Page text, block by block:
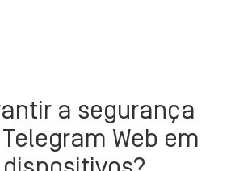
a segurança
Web em